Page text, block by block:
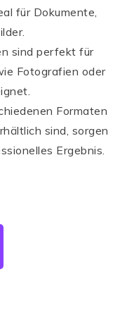
für Dokumente,
sind perfekt für
Fotografien oder
Formaten
sind, sorgen
Ergebnis.